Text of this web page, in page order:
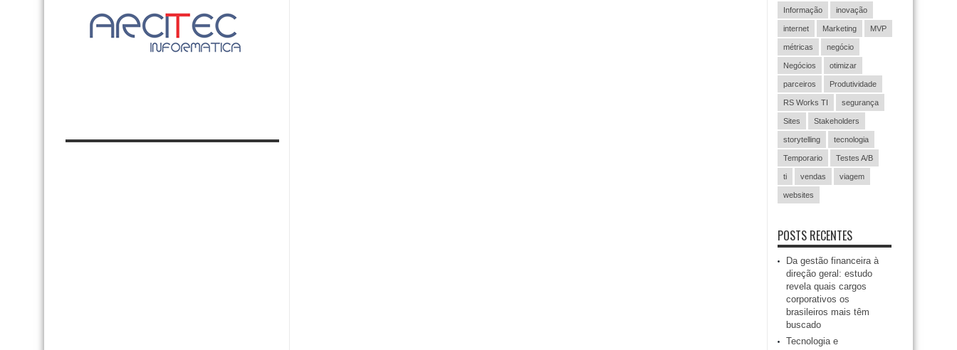
Informação inovação
internet Marketing MVP
métricas negócio
Negócios otimizar
parceiros Produtividade
RS Works TI segurança
Sites Stakeholders
storytelling tecnologia
Temporario Testes A/B
ti vendas viagem
websites
POSTS RECENTES
Da gestão financeira à
direção geral: estudo
revela quais cargos
corporativos os
brasileiros mais têm
buscado
Tecnologia e